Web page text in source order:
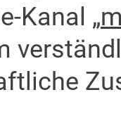
Kanal „